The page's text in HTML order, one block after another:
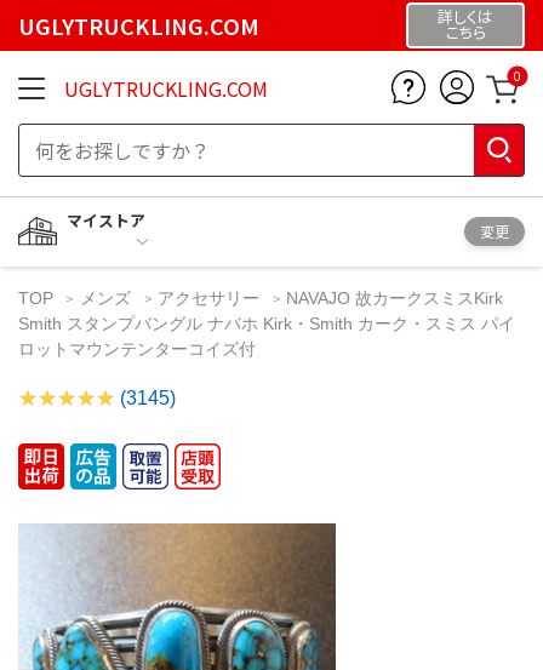
UGLYTRUCKLING.COM 詳しくは
こちら
UGLYTRUCKLING.COM 0
マイストア
変更
TOP メンズ アクセサリー
NAVAJO 故カークスミスKirk
Smith スタンプバングル ナバホ Kirk・Smith カーク・スミス パイ
ロットマウンテンターコイズ付
(3145)